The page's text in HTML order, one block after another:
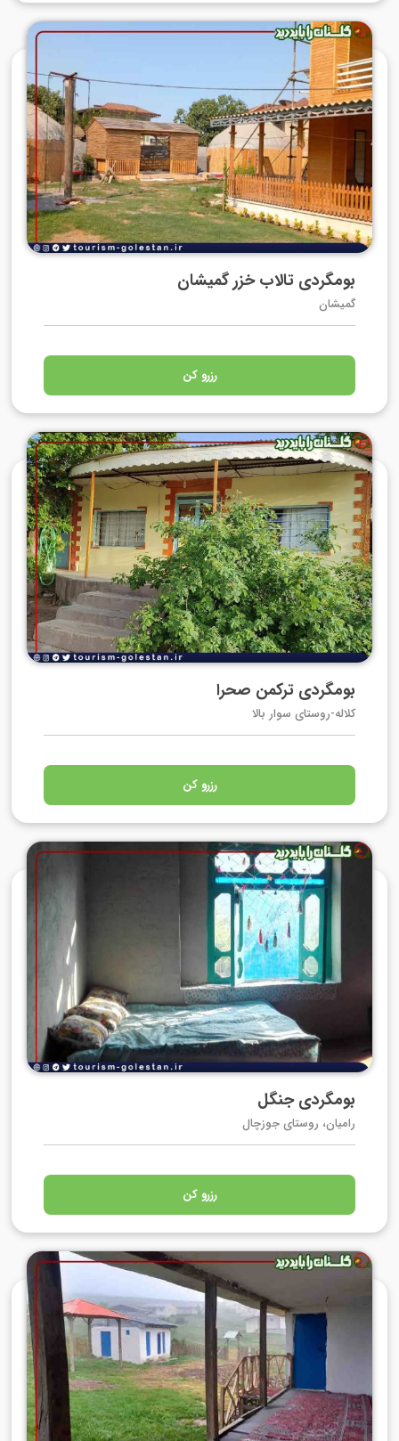
بومگردی تالاب خزر گمیشان
گمیشان
رزرو کن
بومگردی ترکمن صحرا
کلاله-روستای سوار بالا
رزرو کن
بومگردی جنگل
رامیان، روستای جوزچال
رزرو کن